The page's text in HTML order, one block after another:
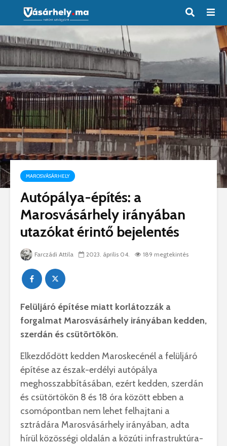
MAROSVÁSÁRHELY
Autópálya-építés: a
Marosvásárhely irányában
utazókat érintő bejelentés
Farczádi Attila 2023. április 04. 189 megtekintés
Felüljáró építése miatt korlátozzák a
forgalmat Marosvásárhely irányában kedden,
szerdán és csütörtökön.
Elkezdődött kedden Maroskecénél a felüljáró
építése az észak-erdélyi autópálya
meghosszabbításában, ezért kedden, szerdán
és csütörtökön 8 és 18 óra között ebben a
csomópontban nem lehet felhajtani a
sztrádára Marosvásárhely irányában, adta
hírül közösségi oldalán a közúti infrastruktúra-